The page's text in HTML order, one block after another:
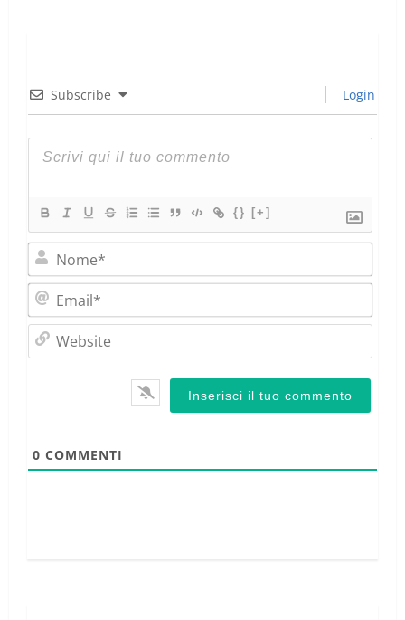
Subscribe Login
{} [+]
0 COMMENTI